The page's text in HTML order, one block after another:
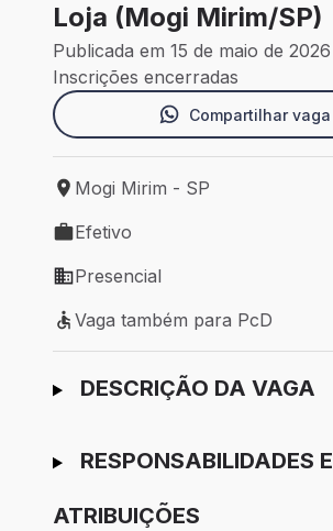
Loja (Mogi Mirim/SP)
Publicada em 15 de maio de 2026
Inscrições encerradas
Compartilhar vaga
Local de trabalho: Mogi Mirim - SP
Mogi Mirim - SP
Tipo de vaga: Efetivo
Efetivo
Modelo de trabalho: Presencial
Presencial
Vaga também para PcD
Vaga também para PcD
Ir para candidatura
DESCRIÇÃO DA VAGA
RESPONSABILIDADES E
ATRIBUIÇÕES